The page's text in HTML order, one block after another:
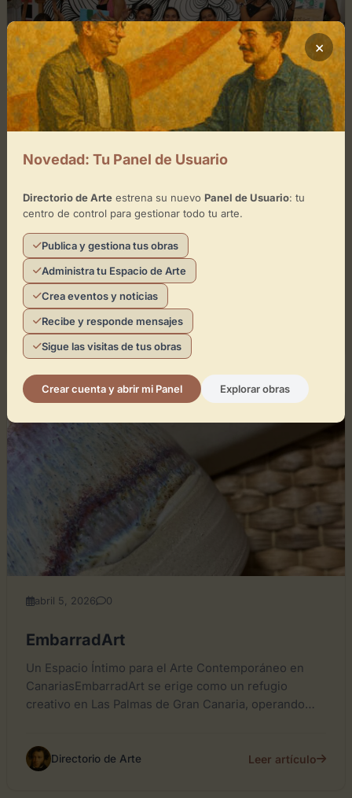
Co-Art. Cursos y Talleres de Arte
Un Espacio Creativo para la Expresión y el
AprendizajeEn el corazón de Las Palmas de Gran
Canaria, Co-Art se erige como un centro de
referencia...
Directorio de Arte
abril 5, 2026 0
EmbarradArt
Un Espacio Íntimo para el Arte Contemporáneo en
CanariasEmbarradArt se erige como un refugio
creativo en Las Palmas de Gran Canaria, operando
Directorio de Arte Leer artículo
×
Novedad: Tu Panel de Usuario
Directorio de Arteestrena su nuevo Panel de Usuario: tu
centro de control para gestionar todo tu arte.
Publica y gestiona tus obras
Administra tu Espacio de Arte
Crea eventos y noticias
Recibe y responde mensajes
Sigue las visitas de tus obras
Crear cuenta y abrir mi Panel Explorar obras